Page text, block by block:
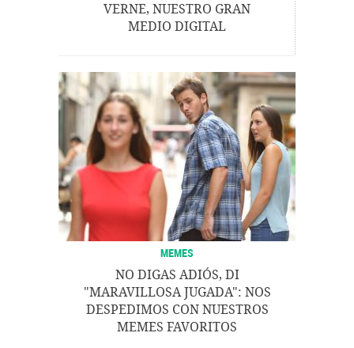
VERNE, NUESTRO GRAN
MEDIO DIGITAL
MEMES
NO DIGAS ADIÓS, DI
"MARAVILLOSA JUGADA": NOS
DESPEDIMOS CON NUESTROS
MEMES FAVORITOS